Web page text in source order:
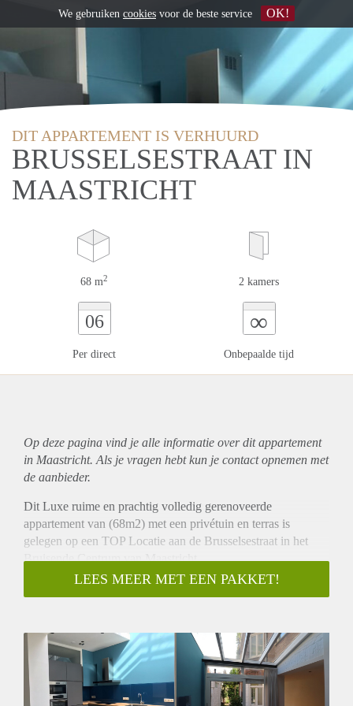
DIT APPARTEMENT IS VERHUURD
BRUSSELSESTRAAT IN
MAASTRICHT
68 m2 2 kamers
06
Per direct
∞
Onbepaalde tijd
Op deze pagina vind je alle informatie over ditappartement
in Maastricht. Als je vragen hebt kun je contact opnemen met
de aanbieder.
Dit Luxe ruime en prachtig volledig gerenoveerde
appartement van (68m2) met een privétuin en terras is
gelegen op een TOP Locatie aan de Brusselsestraat in het
Bruisende Centrum van Maastricht.
De woning is gelegen op de begane grond die via grote
openslaande deuren directe toegang bied tot een onder
Bij binnenkomst kom je aan in de ruime hal waar zich een
apart toilet met fontein bevindt (1,5m2).
De ruime leefkeuken die voorzien is van alle gemakken en
luxe is uitgerust diverse nieuwe ingebouwd apparatuur zoals:
LEES MEER MET EEN PAKKET!
We gebruiken cookies voor de beste service OK!